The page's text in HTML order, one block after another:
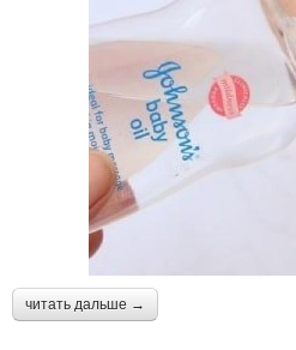
читать дальше →